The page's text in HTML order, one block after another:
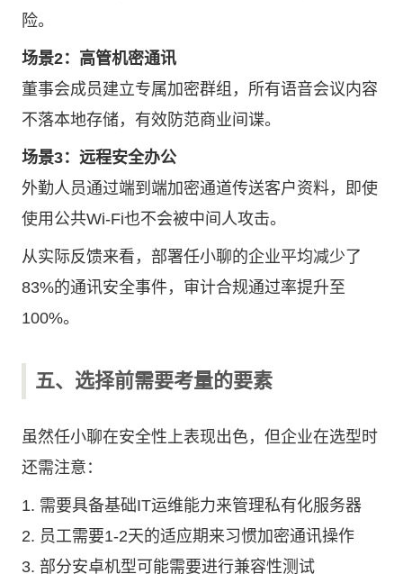
险。
场景2：高管机密通讯
董事会成员建立专属加密群组，所有语音会议内容
不落本地存储，有效防范商业间谍。
场景3：远程安全办公
外勤人员通过端到端加密通道传送客户资料，即使
使用公共Wi-Fi也不会被中间人攻击。
从实际反馈来看，部署任小聊的企业平均减少了
83%的通讯安全事件，审计合规通过率提升至
100%。
五、选择前需要考量的要素
虽然任小聊在安全性上表现出色，但企业在选型时
还需注意：
1. 需要具备基础IT运维能力来管理私有化服务器
2. 员工需要1-2天的适应期来习惯加密通讯操作
3. 部分安卓机型可能需要进行兼容性测试